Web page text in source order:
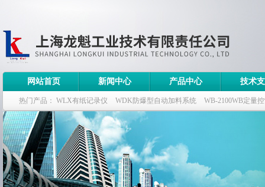
网站首页 新闻中心 产品中心 技术
热门产品： WLX有纸记录仪 WDK防爆型自动加料系统 WB-2100WB定量
WDK流量定量控制柜 WB-2100定量装车控制仪